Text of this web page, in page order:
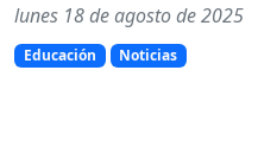
lunes 18 de agosto de 2025
Educación Noticias